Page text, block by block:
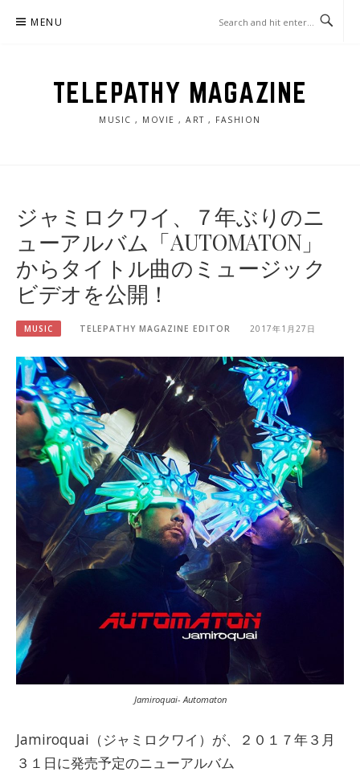
MENU
TELEPATHY MAGAZINE
MUSIC , MOVIE , ART , FASHION
ジャミロクワイ、７年ぶりのニ
ューアルバム「AUTOMATON」
からタイトル曲のミュージック
ビデオを公開！
MUSIC TELEPATHY MAGAZINE EDITOR 2017年1月27日
Jamiroquai- Automaton
Jamiroquai（ジャミロクワイ）が、２０１７年３月
３１日に発売予定のニューアルバム